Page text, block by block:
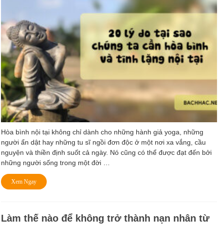
Hòa bình nội tại không chỉ dành cho những hành giả yoga, những
người ẩn dật hay những tu sĩ ngồi đơn độc ở một nơi xa vắng, cầu
nguyện và thiền định suốt cả ngày. Nó cũng có thể được đạt đến bởi
những người sống trong một đời …
Xem Ngay
Làm thế nào để không trở thành nạn nhân từ